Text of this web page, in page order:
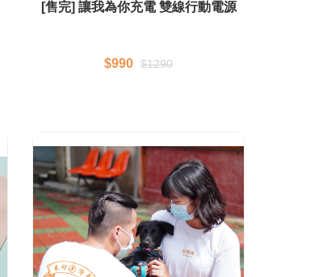
[售完] 讓我為你充電 雙線行動電源
$990 $1290